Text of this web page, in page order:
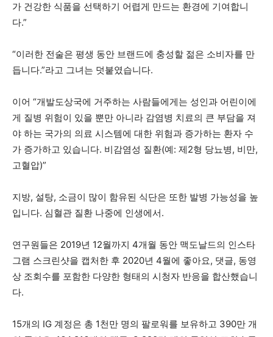
가 건강한 식품을 선택하기 어렵게 만드는 환경에 기여합니
다.”
“이러한 전술은 평생 동안 브랜드에 충성할 젊은 소비자를 만
듭니다.”라고 그녀는 덧붙였습니다.
이어 “개발도상국에 거주하는 사람들에게는 성인과 어린이에
게 질병 위험이 있을 뿐만 아니라 감염병 치료의 큰 부담을 져
야 하는 국가의 의료 시스템에 대한 위험과 증가하는 환자 수
가 증가하고 있습니다. 비감염성 질환(예: 제2형 당뇨병, 비만,
고혈압)”
지방, 설탕, 소금이 많이 함유된 식단은 또한 발병 가능성을 높
입니다. 심혈관 질환 나중에 인생에서.
연구원들은 2019년 12월까지 4개월 동안 맥도날드의 인스타
그램 스크린샷을 캡처한 후 2020년 4월에 좋아요, 댓글, 동영
상 조회수를 포함한 다양한 형태의 시청자 반응을 합산했습니
다.
15개의 IG 계정은 총 1천만 명의 팔로워를 보유하고 390만 개